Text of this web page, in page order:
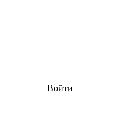
Войти